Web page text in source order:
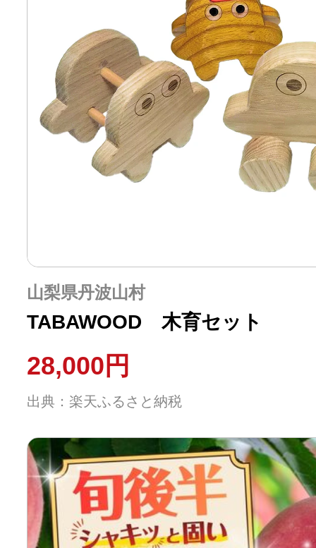
給与所得者版
副業・パラレルワーカー
個人事業主・フリーラン
個人事業・フリーランス
ふるさと納税の基礎知識
10秒ぴったり診断
自治体直営サイト特集
はじめるバイブルとは
よくあるご質問
山梨県丹波山村
TABAWOOD 木育セット
28,000円
出典：楽天ふるさと納税